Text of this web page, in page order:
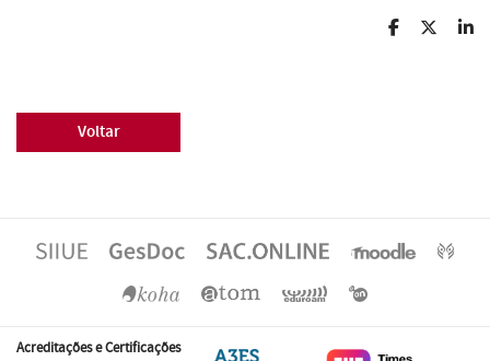
Voltar
Acreditações e Certificações